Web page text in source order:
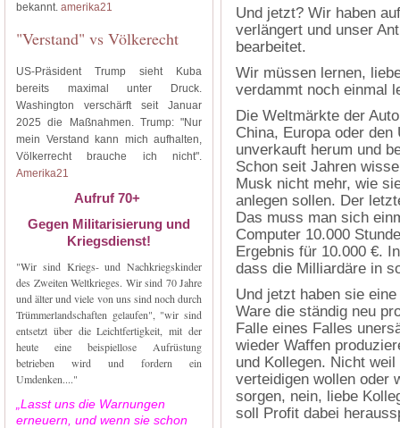
bekannt. amerika21
"Verstand" vs Völkerecht
US-Präsident Trump sieht Kuba
bereits maximal unter Druck.
Washington verschärft seit Januar
2025 die Maßnahmen. Trump: "Nur
mein Verstand kann mich aufhalten,
Völkerrecht brauche ich nicht".
Amerika21
Aufruf 70+
Gegen Militarisierung und
Kriegsdienst!
"Wir sind Kriegs- und Nachkriegskinder
des Zweiten Weltkrieges. Wir sind 70 Jahre
und älter und viele von uns sind noch durch
Trümmerlandschaften gelaufen", "wir sind
entsetzt über die Leichtfertigkeit, mit der
heute eine beispiellose Aufrüstung
betrieben wird und fordern ein
Umdenken...."
„Lasst uns die Warnungen
erneuern, und wenn sie schon
Und jetzt? Wir haben
verlängert und unser
bearbeitet.
Wir müssen lernen,
verdammt noch einmal
Die Weltmärkte der
China, Europa oder
unverkauft herum und
Schon seit Jahren
Musk nicht mehr, wie
anlegen sollen. Der
Das muss man sich
Computer 10.000
Ergebnis für 10.000 €.
dass die Milliardäre in
Und jetzt haben sie
Ware die ständig neu
Falle eines Falles
wieder Waffen
und Kollegen. Nicht
verteidigen wollen oder
sorgen, nein, liebe
soll Profit dabei